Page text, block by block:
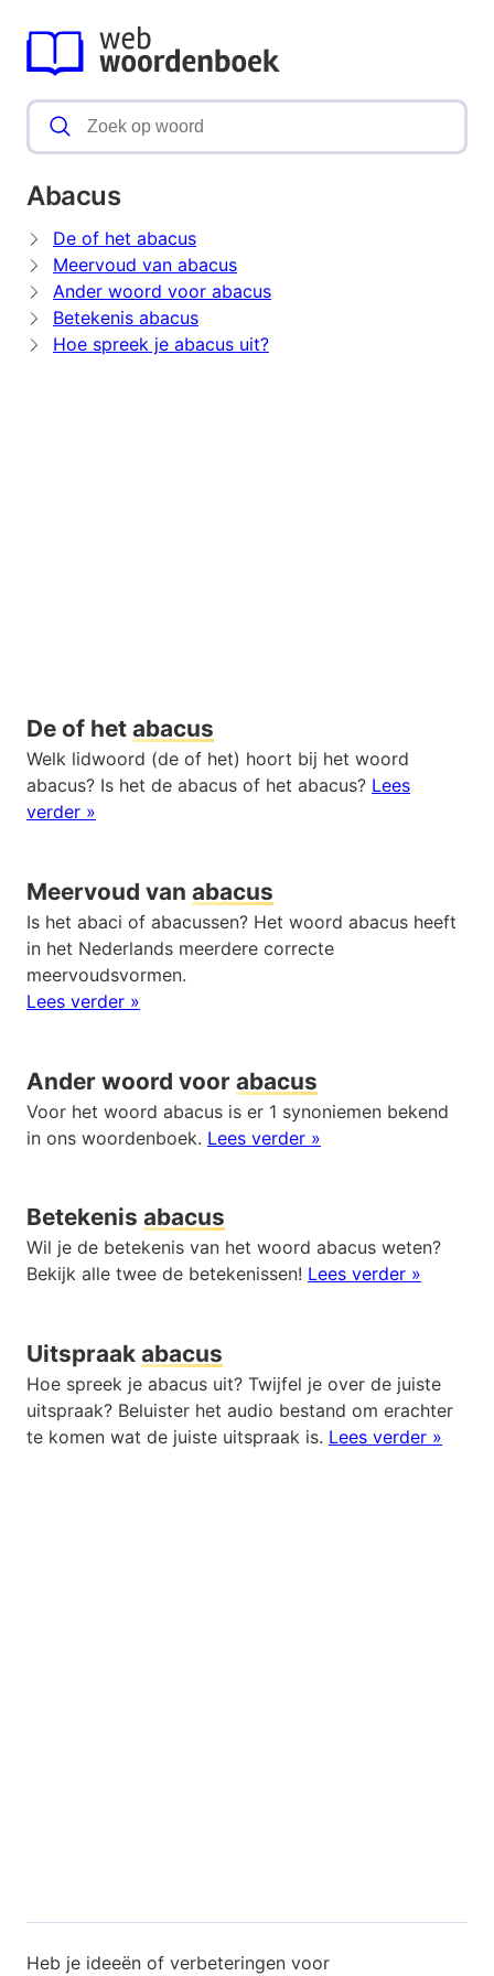
Abacus
De of het abacus
Meervoud van abacus
Ander woord voor abacus
Betekenis abacus
Hoe spreek je abacus uit?
De of het abacus
Welk lidwoord (de of het) hoort bij het woord
abacus? Is het de abacus of het abacus? Lees
verder »
Meervoud van abacus
Is het abaci of abacussen? Het woord abacus heeft
in het Nederlands meerdere correcte
meervoudsvormen.
Lees verder »
Ander woord voor abacus
Voor het woord abacus is er 1 synoniemen bekend
in ons woordenboek. Lees verder »
Betekenis abacus
Wil je de betekenis van het woord abacus weten?
Bekijk alle twee de betekenissen! Lees verder »
Uitspraak abacus
Hoe spreek je abacus uit? Twijfel je over de juiste
uitspraak? Beluister het audio bestand om erachter
te komen wat de juiste uitspraak is. Lees verder »
Heb je ideeën of verbeteringen voor